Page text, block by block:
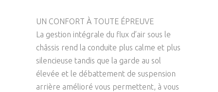
UN CONFORT À TOUTE ÉPREUVE
La gestion intégrale du flux d’air sous le
châssis rend la conduite plus calme et plus
silencieuse tandis que la garde au sol
élevée et le débattement de suspension
arrière amélioré vous permettent, à vous